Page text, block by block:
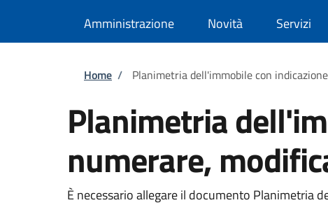
Amministrazione Novità Servizi
Briciole di pane
Home / Planimetria dell'immobile con
Planimetria
numerare,
È necessario allegare il documento Planimetria